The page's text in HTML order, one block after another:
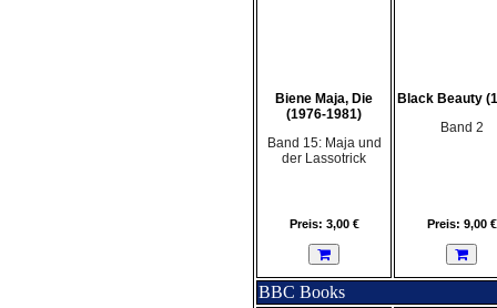
Biene Maja, Die
(1976-1981)
Band 15: Maja und
der Lassotrick
Preis: 3,00 €
Black Beauty
Band 2
Preis: 9,00 €
BBC Books